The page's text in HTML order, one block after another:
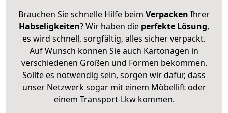
Brauchen Sie schnelle Hilfe beim Verpacken Ihrer
Habseligkeiten? Wir haben die perfekte Lösung,
es wird schnell, sorgfältig, alles sicher verpackt.
Auf Wunsch können Sie auch Kartonagen in
verschiedenen Größen und Formen bekommen.
Sollte es notwendig sein, sorgen wir dafür, dass
unser Netzwerk sogar mit einem Möbellift oder
einem Transport-Lkw kommen.